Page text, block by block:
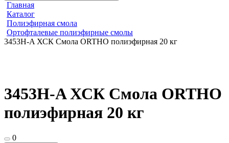
Главная
Каталог
Полиэфирная смола
Ортофталевые полиэфирные смолы
3453Н-A ХСК Смола ORTHO полиэфирная 20 кг
3453Н-A ХСК Смола ORTHO
полиэфирная 20 кг
0